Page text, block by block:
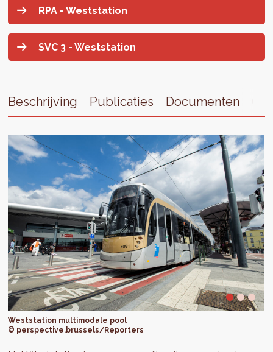
RPA - Weststation
SVC 3 - Weststation
Beschrijving Publicaties Documenten
Weststation multimodale pool
© perspective.brussels/Reporters